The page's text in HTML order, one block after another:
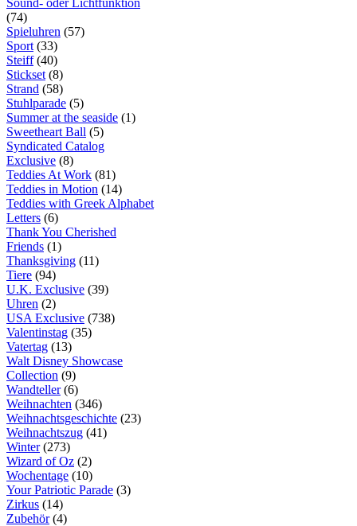
Sound- oder Lichtfunktion
(74)
Spieluhren (57)
Sport (33)
Steiff(40)
Stickset (8)
Strand (58)
Stuhlparade (5)
Summer at the seaside (1)
Sweetheart Ball (5)
Syndicated Catalog
Exclusive (8)
Teddies At Work (81)
Teddies in Motion (14)
Teddies with Greek Alphabet
Letters (6)
Thank You Cherished
Friends (1)
Thanksgiving (11)
Tiere (94)
U.K. Exclusive (39)
Uhren (2)
USA Exclusive (738)
Valentinstag (35)
Vatertag (13)
Walt Disney Showcase
Collection (9)
Wandteller(6)
Weihnachten (346)
Weihnachtsgeschichte (23)
Weihnachtszug (41)
Winter(273)
Wizard of Oz (2)
Wochentage (10)
Your Patriotic Parade (3)
Zirkus (14)
Zubehör(4)